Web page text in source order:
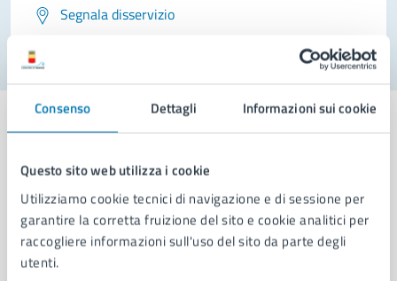
Consenso Dettagli Informazioni sui cookie
Questo sito web utilizza i cookie
Utilizziamo cookie tecnici di navigazione e di sessione per
garantire la corretta fruizione del sito e cookie analitici per
raccogliere informazioni sull'uso del sito da parte degli
utenti.
Segnala disservizio
Comune di Napoli
AMMINISTRAZIONE
Aree amministrative